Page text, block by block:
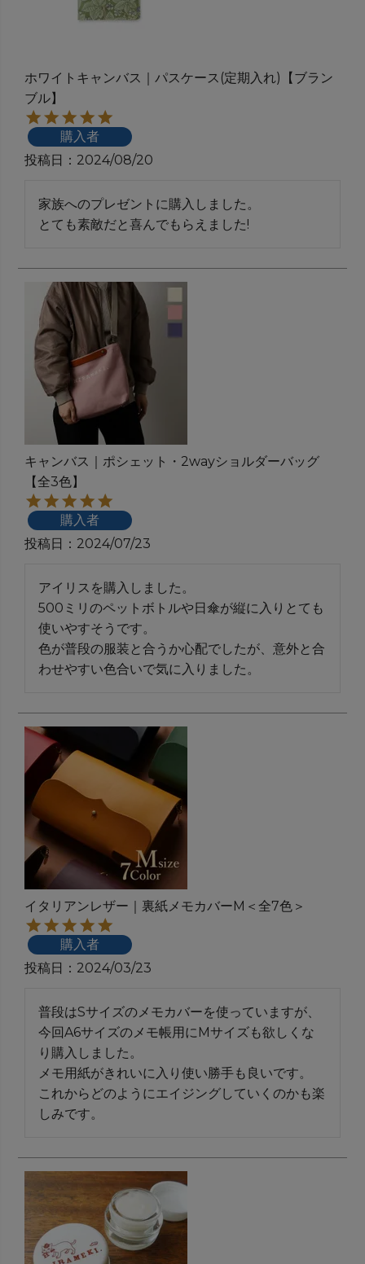
ホワイトキャンバス｜パスケース(定期入れ)【ブラン
ブル】
購入者
投稿日
2024/08/20
家族へのプレゼントに購入しました。
キャンバス｜ポシェット・2wayショルダーバッグ
【全3色】
購入者
投稿日
2024/07/23
アイリスを購入しました。
500ミリのペットボトルや日傘が縦に入りとても
使いやすそうです。
色が普段の服装と合うか心配でしたが、意外と合
イタリアンレザー｜裏紙メモカバーM＜全7色＞
購入者
投稿日
2024/03/23
普段はSサイズのメモカバーを使っていますが、
今回A6サイズのメモ帳用にMサイズも欲しくな
り購入しました。
メモ用紙がきれいに入り使い勝手も良いです。
これからどのようにエイジングしていくのかも楽
しみです。